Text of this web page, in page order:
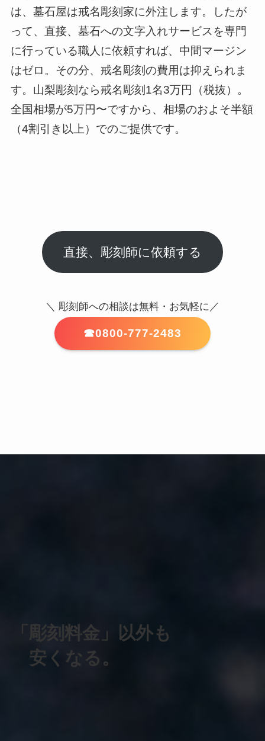
は、墓石屋は戒名彫刻家に外注します。したが
って、直接、墓石への文字入れサービスを専門
に行っている職人に依頼すれば、中間マージン
はゼロ。その分、戒名彫刻の費用は抑えられま
す。山梨彫刻なら戒名彫刻1名3万円（税抜）。
全国相場が5万円〜ですから、相場のおよそ半額
（4割引き以上）でのご提供です。
直接、彫刻師に依頼する
＼ 彫刻師への相談は無料・お気軽に／
☎︎0800-777-2483
「彫刻料金」以外も
安くなる。